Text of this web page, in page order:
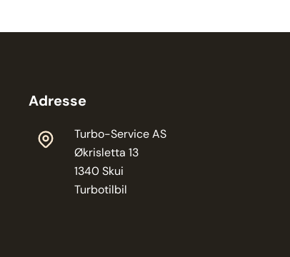
Adresse
Turbo-Service AS
Økrisletta 13
1340 Skui
Turbotilbil